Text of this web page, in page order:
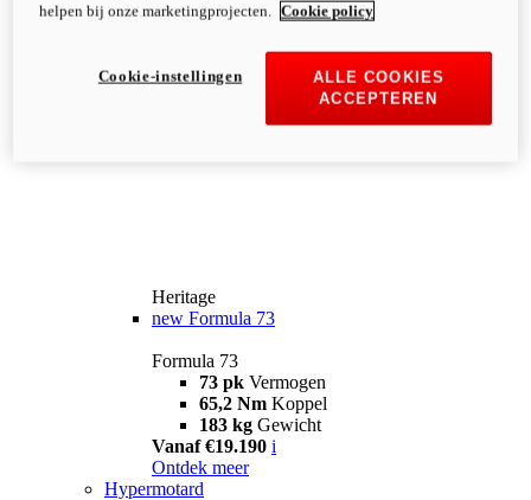
Heritage
new Formula 73
Formula 73
73 pk Vermogen
65,2 Nm Koppel
183 kg Gewicht
Vanaf €19.190 i
Ontdek meer
Hypermotard
helpen bij onze marketingprojecten.
Cookie policy
ALLE COOKIES
ACCEPTEREN
Cookie-instellingen